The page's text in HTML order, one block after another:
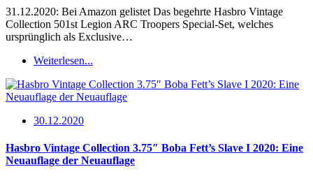
31.12.2020: Bei Amazon gelistet Das begehrte Hasbro Vintage
Collection 501st Legion ARC Troopers Special-Set, welches
ursprünglich als Exclusive…
Weiterlesen...
30.12.2020
Hasbro Vintage Collection 3.75″ Boba Fett’s Slave I 2020: Eine
Neuauflage der Neuauflage